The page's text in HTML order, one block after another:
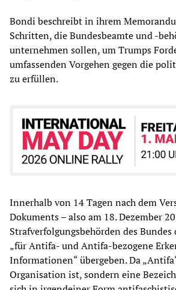
Bondi beschreibt in ihrem
Schritten, die Bundesbeamte und -
unternehmen sollen, um Trumps
umfassenden Vorgehen gegen die
zu erfüllen.
Innerhalb von 14 Tagen nach dem
Dokuments – also am 18. Dezember
Strafverfolgungsbehörden des
„für Antifa- und Antifa-bezogene
Informationen“ übergeben. Da
Organisation ist, sondern eine